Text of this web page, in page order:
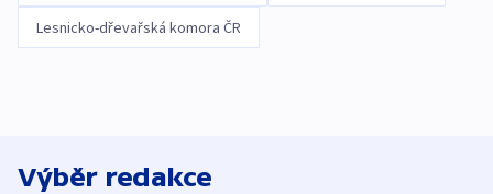
Lesnicko-dřevařská komora ČR
Výběr redakce